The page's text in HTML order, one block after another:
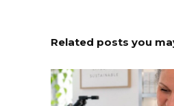
Related posts you